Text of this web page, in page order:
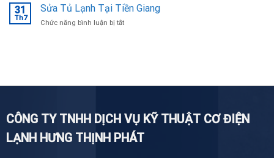
Ninh
Máy
Tại
31
Th7
Sửa Tủ Lạnh Tại Tiền Giang
Chức năng bình luận bị tắtở
Giang
CÔNG TY TNHH DỊCH VỤ KỸ THUẬT CƠ ĐIỆN
LẠNH HƯNG THỊNH PHÁT